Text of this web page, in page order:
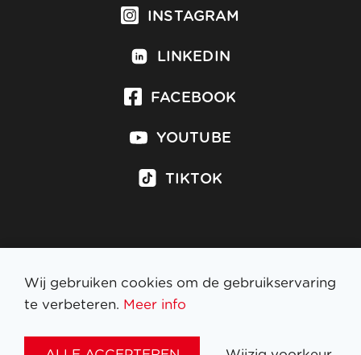
INSTAGRAM
LINKEDIN
FACEBOOK
YOUTUBE
TIKTOK
Inschrijven op nieuwsbrief
Wij gebruiken cookies om de gebruikservaring
te verbeteren. Meer info